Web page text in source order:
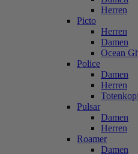
Herren
Picto
Herren
Damen
Ocean
Police
Damen
Herren
Pulsar
Damen
Herren
Roamer
Damen